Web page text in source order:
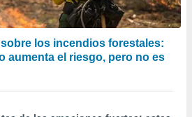
sobre los incendios forestales:
aumenta el riesgo, pero no es